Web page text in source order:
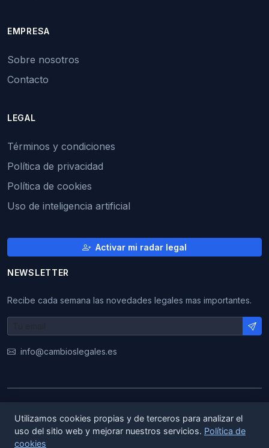
EMPRESA
Sobre nosotros
Contacto
LEGAL
Términos y condiciones
Política de privacidad
Política de cookies
Uso de inteligencia artificial
Activar mi radar legal
NEWSLETTER
Recibe cada semana las novedades legales mas importantes.
info@cambioslegales.es
reservados.
Utilizamos cookies propias y de terceros para analizar el
uso del sitio web y mejorar nuestros servicios. Política de
cookies